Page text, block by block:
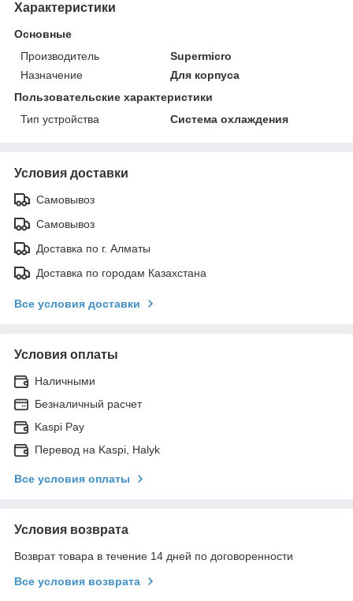
Характеристики
Основные
Производитель
Supermicro
Назначение
Для корпуса
Пользовательские характеристики
Тип устройства
Система охлаждения
Условия доставки
Самовывоз
Самовывоз
Доставка по г. Алматы
Доставка по городам Казахстана
Все условия доставки
Условия оплаты
Наличными
Безналичный расчет
Kaspi Pay
Перевод на Kaspi, Halyk
Все условия оплаты
Условия возврата
Возврат товара в течение 14 дней по договоренности
Все условия возврата